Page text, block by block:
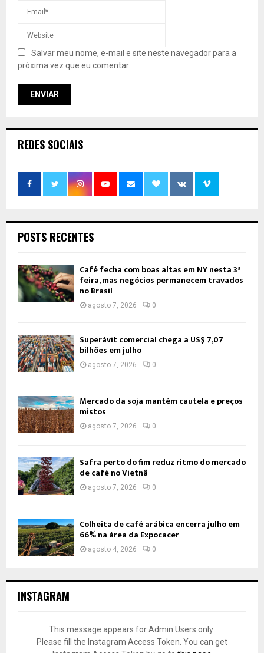
Salvar meu nome, e-mail e site neste navegador para a
próxima vez que eu comentar
REDES SOCIAIS
POSTS RECENTES
Café fecha com boas altas em NY nesta 3ª
feira, mas negócios permanecem travados
no Brasil
agosto 7, 2026 0
Superávit comercial chega a US$ 7,07
bilhões em julho
agosto 7, 2026 0
Mercado da soja mantém cautela e preços
mistos
agosto 7, 2026 0
Safra perto do fim reduz ritmo do mercado
de café no Vietnã
agosto 7, 2026 0
Colheita de café arábica encerra julho em
66% na área da Expocacer
agosto 4, 2026 0
INSTAGRAM
This message appears for Admin Users only:
Please fill the Instagram Access Token. You can get